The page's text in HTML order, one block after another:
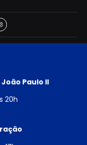
Paulo II
20h